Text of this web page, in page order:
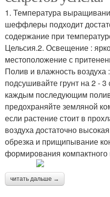
1. Температура
шеффлеры подходит
содержание при
Цельсия.2. Освещение :
местоположение с
Полив и влажность воздуха
подсушивайте грунт на 2 -
каждым последующим
предохраняйте земляной
если растение стоит в
воздуха достаточно
обрезка и прищипывание
формирования компактного
читать дальше →